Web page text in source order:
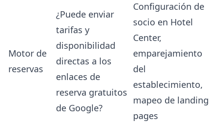
Motor de
reservas
¿Puede enviar
tarifas y
disponibilidad
directas a los
enlaces de
reserva gratuitos
de Google?
Configuración de
socio en Hotel
Center,
emparejamiento
del
establecimiento,
mapeo de landing
pages